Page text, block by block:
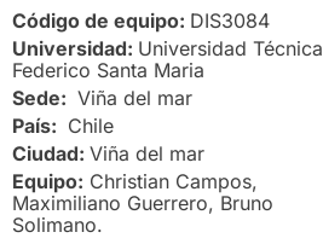
Código de equipo: DIS3084
Universidad: Universidad Técnica
Federico Santa Maria
Sede: Viña del mar
País: Chile
Ciudad: Viña del mar
Equipo: Christian Campos,
Maximiliano Guerrero, Bruno
Solimano.